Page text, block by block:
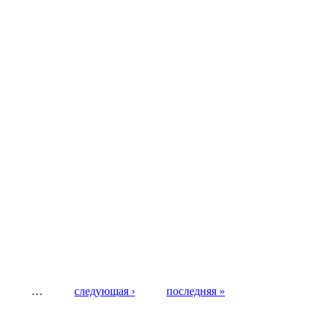
… следующая › последняя »